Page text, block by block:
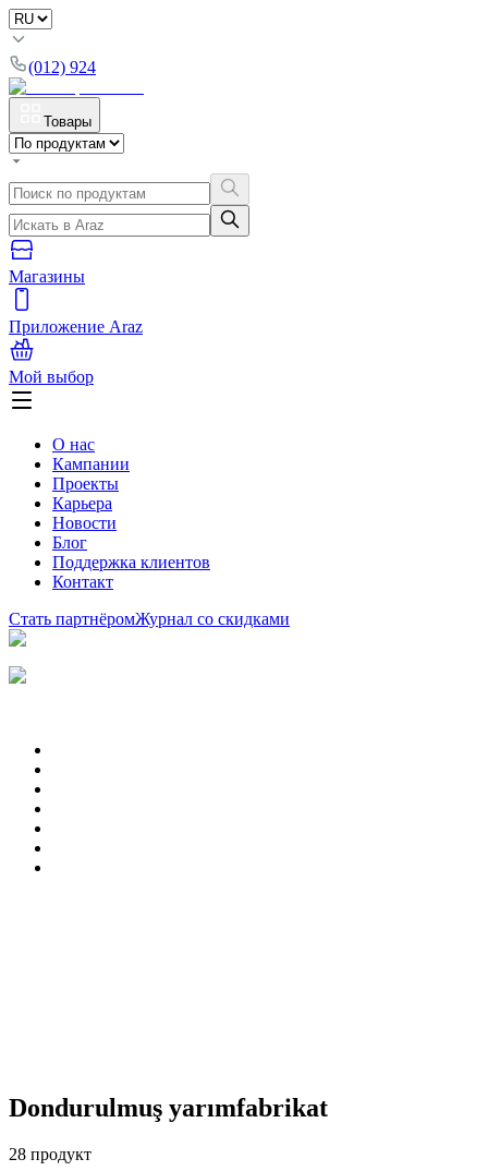
(012) 924
Товары
Магазины
Приложение Araz
Мой выбор
О нас
Кампании
Проекты
Карьера
Новости
Блог
Поддержка клиентов
Контакт
Стать партнёромЖурнал со скидками
Dondurulmuş yarımfabrikat
28 продукт